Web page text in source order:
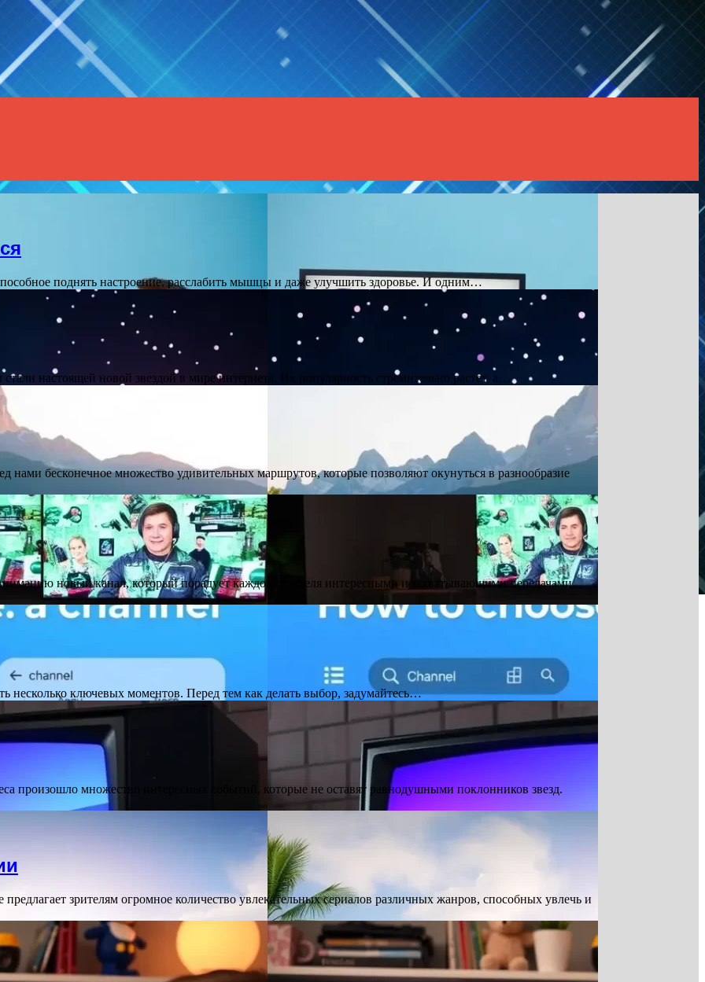
поднять настроение, расслабить мышцы и даже улучшить здоровье. И одним…
настоящей новой звездой в мире интернета. Их популярность стремительно растет, а…
бесконечное множество удивительных маршрутов, которые позволяют окунуться в разнообразие
новый канал, который порадует каждого зрителя интересными и захватывающими передачами.
несколько ключевых моментов. Перед тем как делать выбор, задумайтесь…
произошло множество интересных событий, которые не оставят равнодушными поклонников звезд.
зрителям огромное количество увлекательных сериалов различных жанров, способных увлечь и